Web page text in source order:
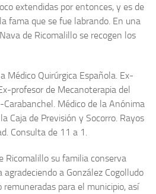
extendidas por entonces, y es de
fama que se fue labrando. En una
de Ricomalillo se recogen los
Médico Quirúrgica Española. Ex-
profesor de Mecanoterapia del
Médico de la Anónima
Caja de Previsión y Socorro. Rayos
Consulta de 11 a 1.
Ricomalillo su familia conserva
a González Cogolludo
para el municipio, así